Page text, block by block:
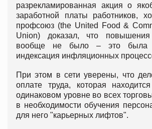
разрекламированная акция о
заработной платы работников,
профсоюз (the United Food &
Union) доказал, что повышения
вообще не было – это была
индексация инфляционных
При этом в сети уверены, что
оплате труда, которая
одинаковом уровне во всех
в необходимости обучения
для него "карьерных лифтов".